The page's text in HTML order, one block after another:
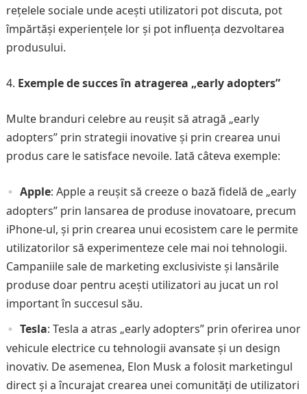
rețelele sociale unde acești utilizatori pot discuta, pot
împărtăși experiențele lor și pot influența dezvoltarea
produsului.
Exemple de succes în atragerea „early adopters”
Multe branduri celebre au reușit să atragă „early
adopters” prin strategii inovative și prin crearea unui
produs care le satisface nevoile. Iată câteva exemple:
Apple: Apple a reușit să creeze o bază fidelă de „early
adopters” prin lansarea de produse inovatoare, precum
iPhone-ul, și prin crearea unui ecosistem care le permite
utilizatorilor să experimenteze cele mai noi tehnologii.
Campaniile sale de marketing exclusiviste și lansările
produse doar pentru acești utilizatori au jucat un rol
important în succesul său.
Tesla: Tesla a atras „early adopters” prin oferirea unor
vehicule electrice cu tehnologii avansate și un design
inovativ. De asemenea, Elon Musk a folosit marketingul
direct și a încurajat crearea unei comunități de utilizatori